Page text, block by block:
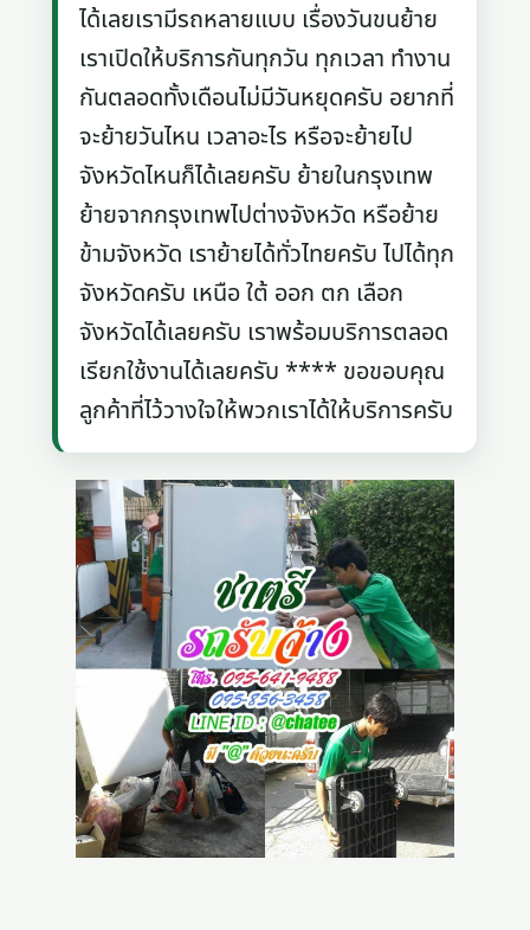
ได้เลยเรามีรถหลายแบบ เรื่องวันขนย้าย
เราเปิดให้บริการกันทุกวัน ทุกเวลา ทำงาน
กันตลอดทั้งเดือนไม่มีวันหยุดครับ อยากที่
จะย้ายวันไหน เวลาอะไร หรือจะย้ายไป
จังหวัดไหนก็ได้เลยครับ ย้ายในกรุงเทพ
ย้ายจากกรุงเทพไปต่างจังหวัด หรือย้าย
ข้ามจังหวัด เราย้ายได้ทั่วไทยครับ ไปได้ทุก
จังหวัดครับ เหนือ ใต้ ออก ตก เลือก
จังหวัดได้เลยครับ เราพร้อมบริการตลอด
เรียกใช้งานได้เลยครับ **** ขอขอบคุณ
ลูกค้าที่ไว้วางใจให้พวกเราได้ให้บริการครับ